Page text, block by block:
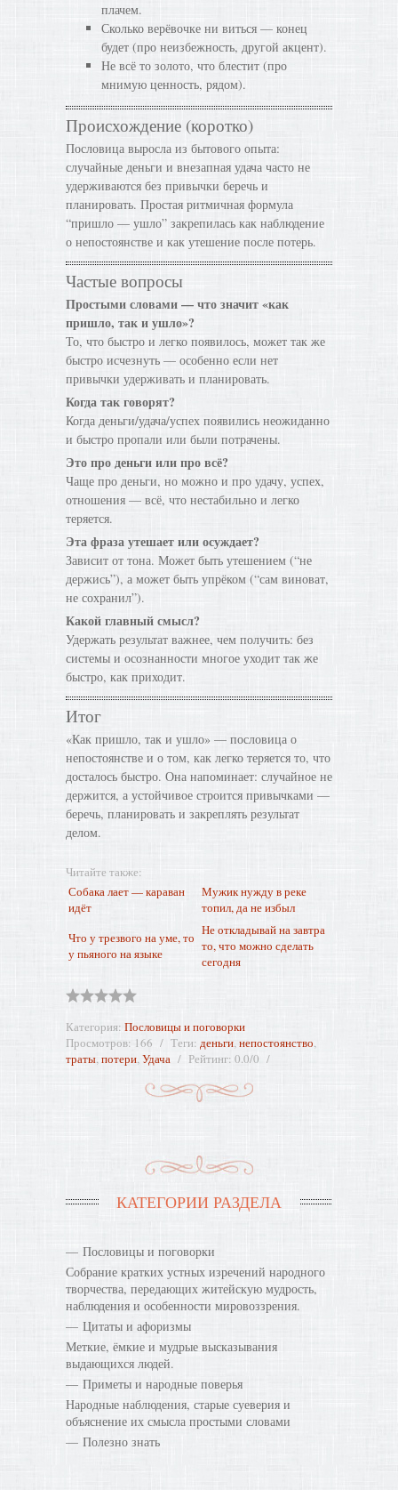
плачем.
Сколько верёвочке ни виться — конец
будет (про неизбежность, другой акцент).
Не всё то золото, что блестит (про
мнимую ценность, рядом).
Происхождение (коротко)
Пословица выросла из бытового опыта:
случайные деньги и внезапная удача часто не
удерживаются без привычки беречь и
планировать. Простая ритмичная формула
“пришло — ушло” закрепилась как наблюдение
о непостоянстве и как утешение после потерь.
Частые вопросы
Простыми словами — что значит «как
пришло, так и ушло»?
То, что быстро и легко появилось, может так же
быстро исчезнуть — особенно если нет
привычки удерживать и планировать.
Когда так говорят?
Когда деньги/удача/успех появились неожиданно
и быстро пропали или были потрачены.
Это про деньги или про всё?
Чаще про деньги, но можно и про удачу, успех,
отношения — всё, что нестабильно и легко
теряется.
Эта фраза утешает или осуждает?
Зависит от тона. Может быть утешением (“не
держись”), а может быть упрёком (“сам виноват,
не сохранил”).
Какой главный смысл?
Удержать результат важнее, чем получить: без
системы и осознанности многое уходит так же
быстро, как приходит.
Итог
«Как пришло, так и ушло» — пословица о
непостоянстве и о том, как легко теряется то, что
досталось быстро. Она напоминает: случайное не
держится, а устойчивое строится привычками —
беречь, планировать и закреплять результат
делом.
Читайте также:
Собака лает — караван
идёт
Мужик нужду в реке
топил, да не избыл
Что у трезвого на уме, то
у пьяного на языке
Не откладывай на завтра
то, что можно сделать
сегодня
Категория: Пословицы и поговорки
Просмотров: 166 Теги: деньги,непостоянство,
траты,потери,Удача Рейтинг: 0.0/0
КАТЕГОРИИ РАЗДЕЛА
Пословицы и поговорки
Собрание кратких устных изречений народного
творчества, передающих житейскую мудрость,
наблюдения и особенности мировоззрения.
Цитаты и афоризмы
Меткие, ёмкие и мудрые высказывания
выдающихся людей.
Приметы и народные поверья
Народные наблюдения, старые суеверия и
объяснение их смысла простыми словами
Полезно знать